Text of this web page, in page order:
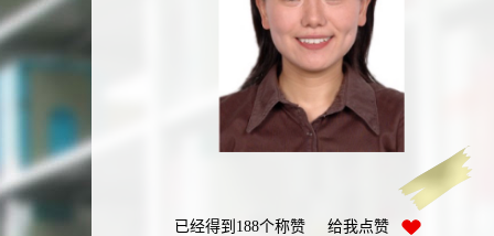
已经得到 188个称赞 给我点赞